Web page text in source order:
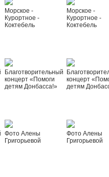
Морское -
Курортное -
Коктебель
Морское -
Курортное -
Коктебель
Благотворительный
концерт «Помоги
детям Донбасса!»
концерт
детям
Фото Алены
Григорьевой
Фото Алены
Григорьевой